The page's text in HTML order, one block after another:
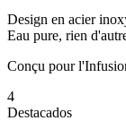
Design en acier
Eau pure, rien
Conçu pour
4
Destacados